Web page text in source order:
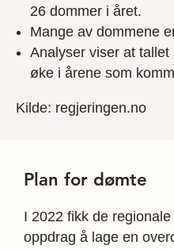
26 dommer i året.
Mange av dommene
Analyser viser at
øke i årene som
Kilde: regjeringen.no
Plan for dømte
I 2022 fikk de
oppdrag å lage en